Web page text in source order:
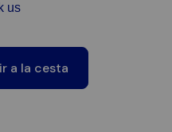
us
a la cesta